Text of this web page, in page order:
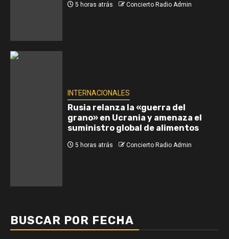
5 horas atrás Concierto Radio Admin
INTERNACIONALES
Rusia relanza la «guerra del
grano» en Ucrania y amenaza el
suministro global de alimentos
5 horas atrás Concierto Radio Admin
BUSCAR POR FECHA